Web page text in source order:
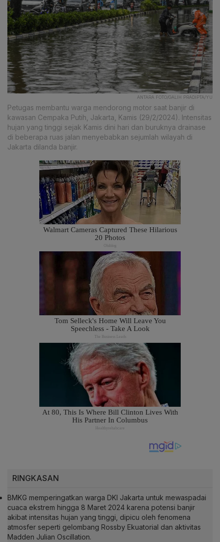
ANTARA FOTO/GALIH PRADIPTA/YU
Petugas membantu warga mendorong motor saat banjir di
kawasan Cempaka Putih, Jakarta, Kamis (29/2/2024). Intensitas
hujan yang tinggi sejak Kamis dini hari dan buruknya drainase
di beberapa ruas jalan menyebabkan sejumlah wilayah di
Jakarta dilanda banjir.
RINGKASAN
BMKG memperingatkan warga DKI Jakarta untuk mewaspadai
cuaca ekstrem hingga 8 Maret 2024 karena potensi banjir
akibat intensitas hujan yang tinggi, dipicu oleh fenomena
atmosfer seperti gelombang Rossby Ekuatorial dan aktivitas
Madden Julian Oscillation.